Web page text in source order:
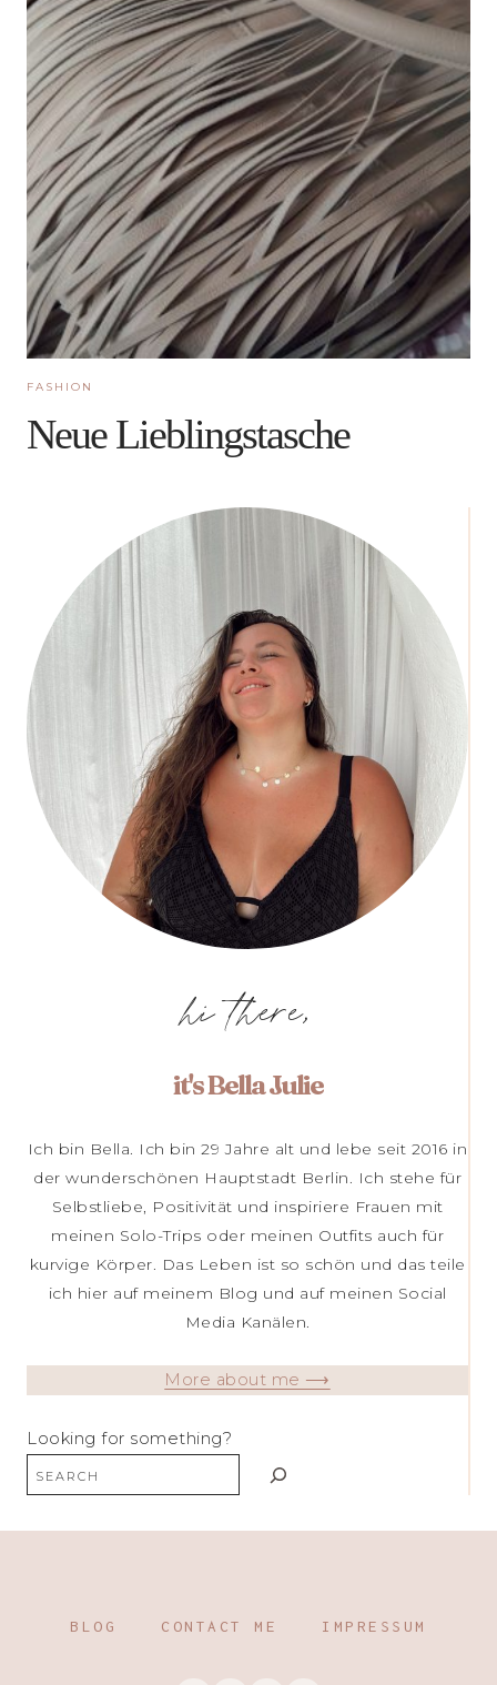
FASHION
Neue Lieblingstasche
hi there,
it's Bella Julie
Ich bin Bella. Ich bin 29 Jahre alt und lebe seit 2016 in
der wunderschönen Hauptstadt Berlin. Ich stehe für
Selbstliebe, Positivität und inspiriere Frauen mit
meinen Solo-Trips oder meinen Outfits auch für
kurvige Körper. Das Leben ist so schön und das teile
ich hier auf meinem Blog und auf meinen Social
Media Kanälen.
More about me ⟶
Looking for something?
BLOG CONTACT ME IMPRESSUM